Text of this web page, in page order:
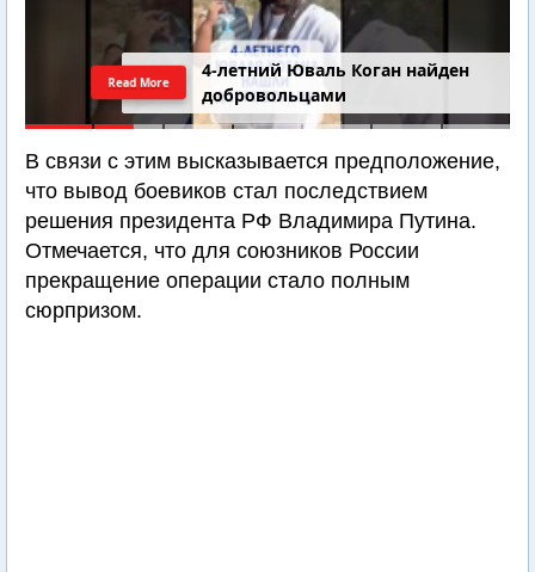
4-летний Юваль Коган найден
добровольцами
Read More
В связи с этим высказывается предположение,
что вывод боевиков стал последствием
решения президента РФ Владимира Путина.
Отмечается, что для союзников России
прекращение операции стало полным
сюрпризом.